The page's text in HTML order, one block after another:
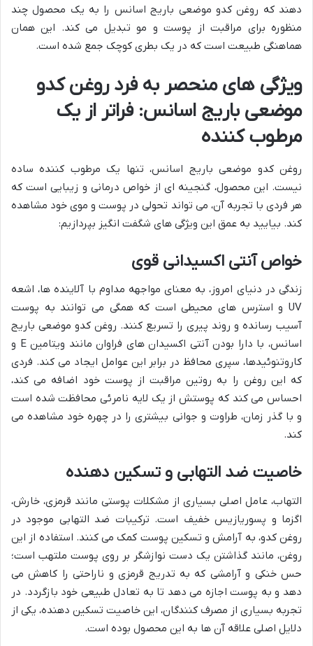
دهند که روغن کدو موضعی باریج اسانس را به یک محصول چند
منظوره برای مراقبت از پوست و مو تبدیل می کند. این همان
هماهنگی طبیعت است که در یک بطری کوچک جمع شده است.
ویژگی های منحصر به فرد روغن کدو
موضعی باریج اسانس: فراتر از یک
مرطوب کننده
روغن کدو موضعی باریج اسانس، تنها یک مرطوب کننده ساده
نیست. این محصول، گنجینه ای از خواص درمانی و زیبایی است که
هر فردی با تجربه آن، می تواند تحولی در پوست و موی خود مشاهده
کند. بیایید به عمق این ویژگی های شگفت انگیز بپردازیم:
خواص آنتی اکسیدانی قوی
زندگی در دنیای امروز، به معنای مواجهه مداوم با آلاینده ها، اشعه
UV و استرس های محیطی است که همگی می توانند به پوست
آسیب رسانده و روند پیری را تسریع کنند. روغن کدو موضعی باریج
اسانس، با دارا بودن آنتی اکسیدان های فراوان مانند ویتامین E و
کاروتنوئیدها، سپری محافظ در برابر این عوامل ایجاد می کند. فردی
که این روغن را به روتین مراقبت از پوست خود اضافه می کند،
احساس می کند که پوستش از یک لایه نامرئی محافظت شده است
و با گذر زمان، طراوت و جوانی بیشتری را در چهره خود مشاهده می
کند.
خاصیت ضد التهابی و تسکین دهنده
التهاب، عامل اصلی بسیاری از مشکلات پوستی مانند قرمزی، خارش،
اگزما و پسوریازیس خفیف است. ترکیبات ضد التهابی موجود در
روغن کدو، به آرامش و تسکین پوست کمک می کنند. استفاده از این
روغن، مانند گذاشتن یک دست نوازشگر بر روی پوست ملتهب است؛
حس خنکی و آرامشی که به تدریج قرمزی و ناراحتی را کاهش می
دهد و به پوست اجازه می دهد تا به تعادل طبیعی خود بازگردد. در
تجربه بسیاری از مصرف کنندگان، این خاصیت تسکین دهنده، یکی از
دلایل اصلی علاقه آن ها به این محصول بوده است.